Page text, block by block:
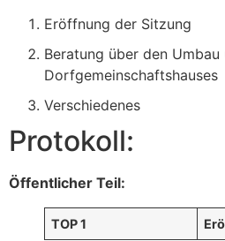
Eröffnung der Sitzung
Beratung über den
Dorfgemeinschaftshauses
Verschiedenes
Protokoll:
Öffentlicher Teil:
TOP 1